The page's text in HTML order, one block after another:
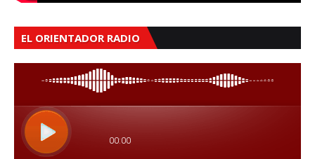
EL ORIENTADOR RADIO